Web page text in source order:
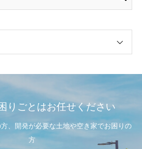
りごとはお任せください
、開発が必要な土地や空き家でお困りの
方